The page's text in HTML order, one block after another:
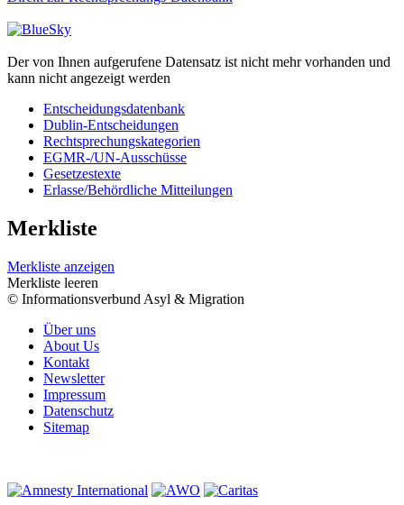
Der von Ihnen aufgerufene Datensatz ist nicht mehr vorhanden und
kann nicht angezeigt werden
Entscheidungsdatenbank
Dublin-Entscheidungen
Rechtsprechungskategorien
EGMR-/UN-Ausschüsse
Gesetzestexte
Erlasse/Behördliche Mitteilungen
Merkliste
Merkliste anzeigen
Merkliste leeren
© Informationsverbund Asyl & Migration
Über uns
About Us
Kontakt
Newsletter
Impressum
Datenschutz
Sitemap